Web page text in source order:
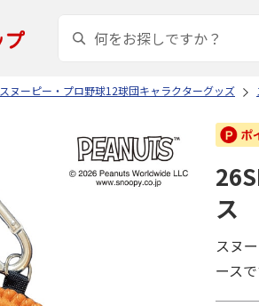
スヌーピー・プロ野球12球団キャラクターグッズ
ス
スヌ
ースで